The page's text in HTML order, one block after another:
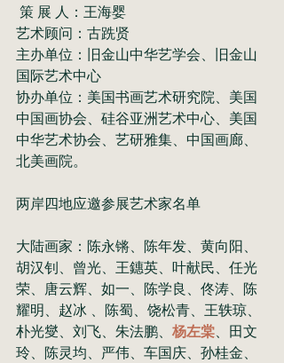
策 展 人：王海婴
艺术顾问：古跣贤
主办单位：旧金山中华艺学会、旧金山
国际艺术中心
协办单位：美国书画艺术研究院、美国
中国画协会、硅谷亚洲艺术中心、美国
中华艺术协会、艺研雅集、中国画廊、
北美画院。
两岸四地应邀参展艺术家名单
大陆画家：陈永锵、陈年发、黄向阳、
胡汉钊、曾光、王鏸英、叶献民、任光
荣、唐云辉、如一、陈学良、佟涛、陈
耀明、赵冰 、陈蜀、饶松青、王轶琼、
朴光燮、刘飞、朱法鹏、 杨左棠 、田文
玲、陈灵均、严伟、车国庆、孙桂金、